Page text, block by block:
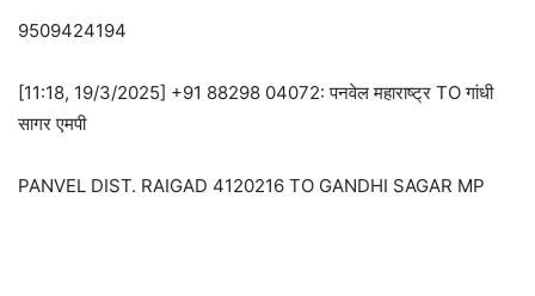
9509424194
[11:18, 19/3/2025] +91 88298 04072: पनवेल महाराष्ट्र TO गांधी
सागर एमपी
PANVEL DIST. RAIGAD 4120216 TO GANDHI SAGAR MP